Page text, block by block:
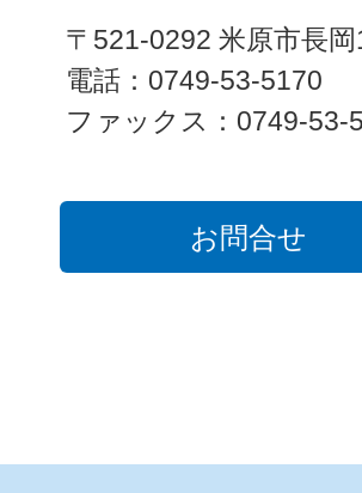
〒521-0292 米原市長
電話：0749-53-5170
ファックス：0749-53-
お問合せ